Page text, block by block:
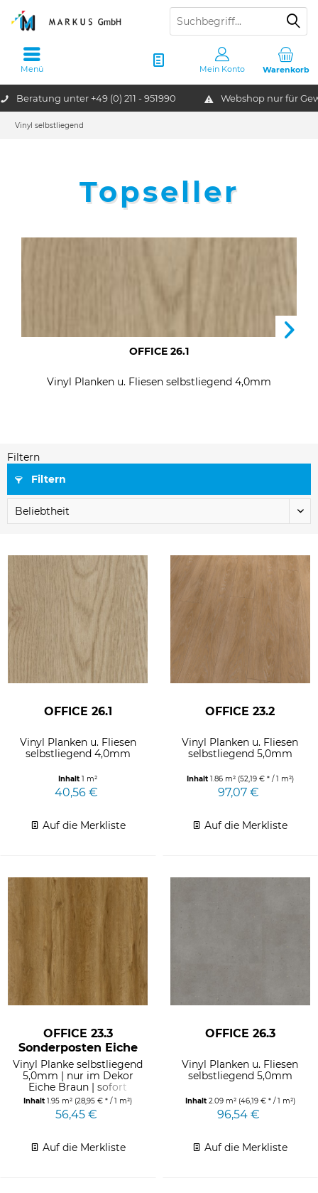
Beratung unter +49 (0) 211 - 951990 Webshop nur für
Warenkorb
Mein Konto
Menü
Vinyl selbstliegend
Topseller
OFFICE 26.1
Vinyl Planken u. Fliesen selbstliegend 4,0mm
Filtern
Filtern
OFFICE 26.1
Vinyl Planken u. Fliesen
selbstliegend 4,0mm
Inhalt1 m²
40,56 €
Auf die Merkliste
OFFICE 23.2
Vinyl Planken u. Fliesen
selbstliegend 5,0mm
Inhalt 1.86 m² (52,19 € * / 1 m²)
97,07 €
Auf die Merkliste
OFFICE 23.3
Sonderposten Eiche
braun
Vinyl Planke selbstliegend
5,0mm | nur im Dekor
Eiche Braun | sofort
verfügbar am Lager Dus |...
Inhalt1.95 m² (28,95 € * / 1 m²)
56,45 €
Auf die Merkliste
OFFICE 26.3
Vinyl Planken u. Fliesen
selbstliegend 5,0mm
Inhalt 2.09 m² (46,19 € * / 1 m²)
96,54 €
Auf die Merkliste